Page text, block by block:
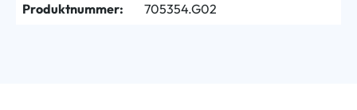
Produktnummer: 705354.G02